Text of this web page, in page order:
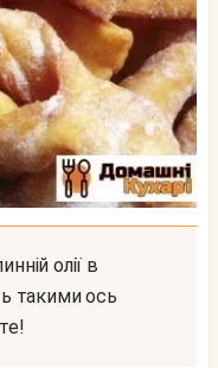
такими ось